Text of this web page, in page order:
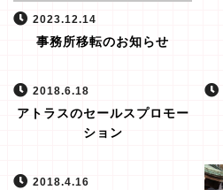
2023.12.14
事務所移転のお知らせ
2018.6.18
アトラスのセールスプロモー
ション
2018.4.16